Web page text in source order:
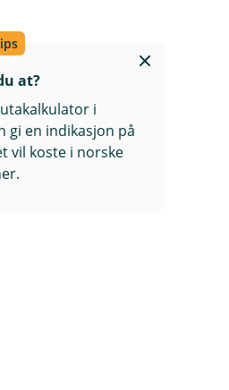
at?
i
gi en indikasjon på
vil koste i norske